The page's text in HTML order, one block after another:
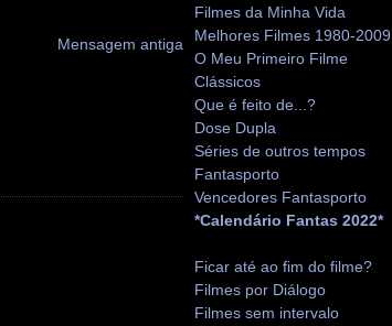
Mensagem antiga
Filmes da Minha Vida
Melhores Filmes 1980-2009
O Meu Primeiro Filme
Clássicos
Que é feito de...?
Dose Dupla
Séries de outros tempos
Fantasporto
Vencedores Fantasporto
*Calendário Fantas 2022*
Ficar até ao fim do filme?
Filmes por Diálogo
Filmes sem intervalo